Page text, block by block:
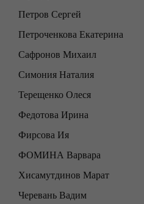
Петров Сергей
Петроченкова Екатерина
Сафронов Михаил
Симония Наталия
Терещенко Олеся
Федотова Ирина
Фирсова Ия
ФОМИНА Варвара
Хисамутдинов Марат
Черевань Вадим